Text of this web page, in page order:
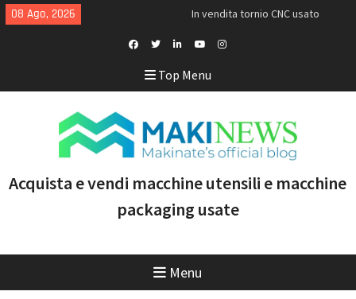
Skip
to
08 Ago, 2026
In vendita tornio CNC usato
[VENDUTO]
usati recenti con controllo
Doosan Puma 2600 LY: il tornio
CNC ideale per aumentare
produttività e marginalità
Facebook
TwitterLinkedin
Profile
Youtube
Top Menu
Acquista e vendi macchine utensili e macchine
packaging usate
Menu